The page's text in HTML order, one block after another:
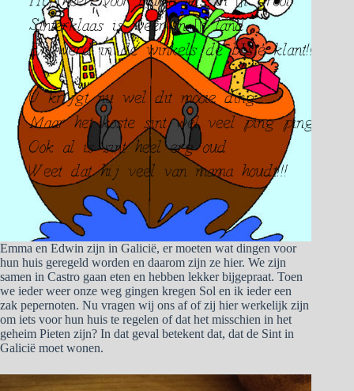
Emma en Edwin zijn in Galicië, er moeten wat dingen voor
hun huis geregeld worden en daarom zijn ze hier. We zijn
samen in Castro gaan eten en hebben lekker bijgepraat. Toen
we ieder weer onze weg gingen kregen Sol en ik ieder een
zak pepernoten. Nu vragen wij ons af of zij hier werkelijk zijn
om iets voor hun huis te regelen of dat het misschien in het
geheim Pieten zijn? In dat geval betekent dat, dat de Sint in
Galicië moet wonen.